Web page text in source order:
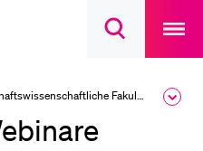
Suchdialog
main
Wirtschafts­wissenschaftliche Fakultät